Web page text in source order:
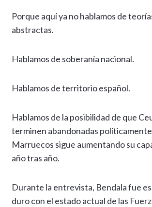
Porque aquí ya no hablamos de
abstractas.
Hablamos de soberanía nacional.
Hablamos de territorio español.
Hablamos de la posibilidad de que
terminen abandonadas
Marruecos sigue aumentando su
año tras año.
Durante la entrevista, Bendala fue
duro con el estado actual de las